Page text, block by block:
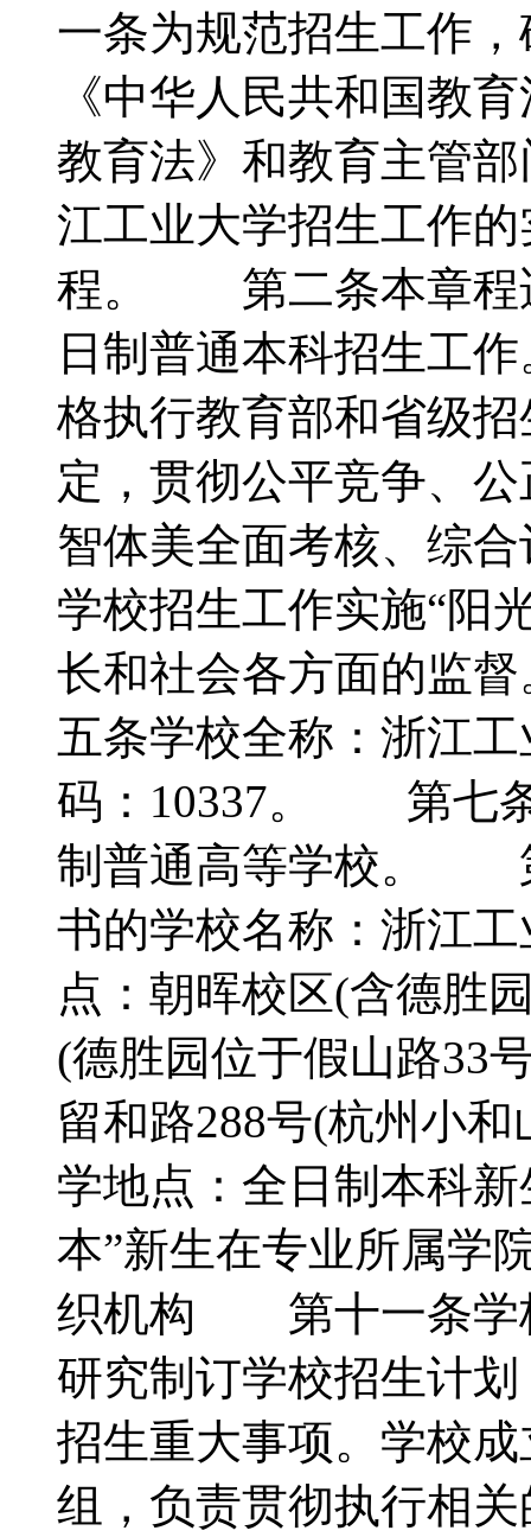
一条为规范招生工作
《中华人民共和国教
教育法》和教育主管
江工业大学招生工作
程。 第二条本章程
日制普通本科招生
格执行教育部和省级
定，贯彻公平竞争、
智体美全面考核、综
学校招生工作实施“阳
长和社会各方面的
五条学校全称：浙江
码：10337。 第七条
制普通高等学校。
书的学校名称：浙江
点：朝晖校区(含德胜
(德胜园位于假山路33
留和路288号(杭州小
学地点：全日制本科
本”新生在专业所属
织机构 第十一条学
研究制订学校招生计
招生重大事项。学校
组，负责贯彻执行相